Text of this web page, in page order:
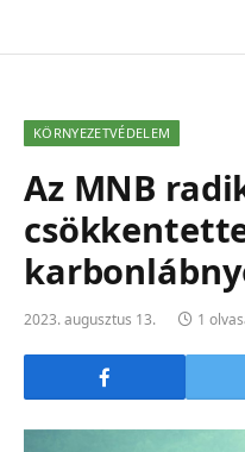
KÖRNYEZETVÉDELEM
Az MNB
2023. augusztus 13. 1